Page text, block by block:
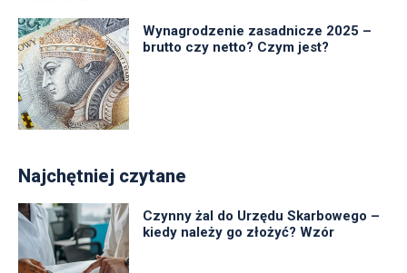
Wynagrodzenie zasadnicze 2025 –
brutto czy netto? Czym jest?
Najchętniej czytane
Czynny żal do Urzędu Skarbowego –
kiedy należy go złożyć? Wzór